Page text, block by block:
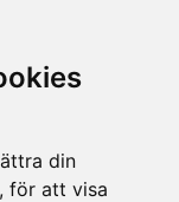
din
för att visa